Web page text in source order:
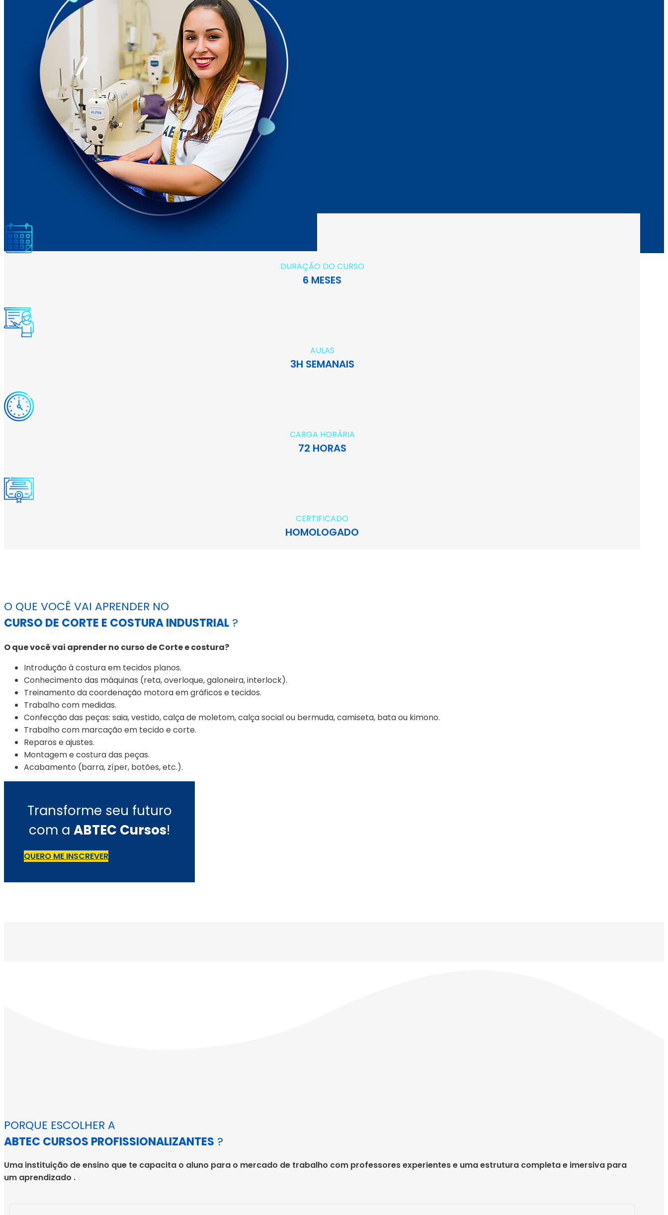
DURAÇÃO DO CURSO
6 MESES
AULAS
3H SEMANAIS
CARGA HORÁRIA
72 HORAS
CERTIFICADO
HOMOLOGADO
O QUE VOCÊ VAI APRENDER NO
CURSO DE CORTE E COSTURA INDUSTRIAL ?
O que você vai aprender no curso de Corte e costura?
Introdução à costura em tecidos planos.
Conhecimento das máquinas (reta, overloque, galoneira, interlock).
Treinamento da coordenação motora em gráficos e tecidos.
Trabalho com medidas.
Confecção das peças: saia, vestido, calça de moletom, calça social ou bermuda, camiseta, bata ou kimono.
Trabalho com marcação em tecido e corte.
Reparos e ajustes.
Montagem e costura das peças.
Acabamento (barra, zíper, botões, etc.).
Transforme seu futuro
com a ABTEC Cursos!
QUERO ME INSCREVER
PORQUE ESCOLHER A
ABTEC CURSOS PROFISSIONALIZANTES ?
Uma instituição de ensino que te capacita o aluno para o mercado de trabalho com professores experientes e uma estrutura completa e imersiva para
um aprendizado .